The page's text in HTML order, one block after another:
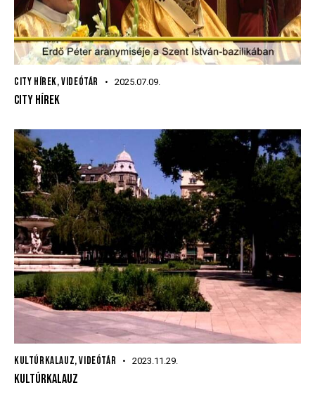
CITY HÍREK,VIDEÓTÁR 2025.07.09.
CITY HÍREK
KULTÚRKALAUZ,VIDEÓTÁR 2023.11.29.
KULTÚRKALAUZ